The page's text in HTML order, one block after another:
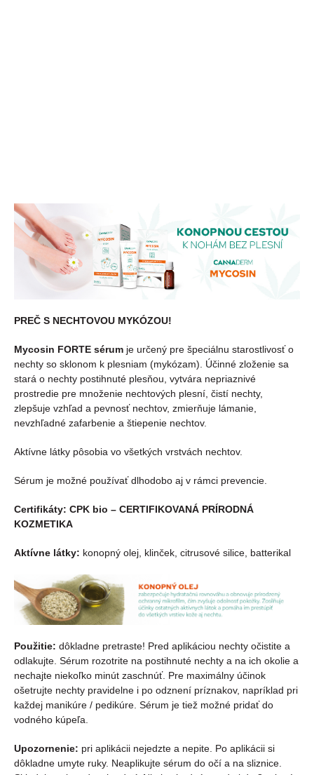
PREČ S NECHTOVOU MYKÓZOU!
Mycosin FORTE sérum je určený pre špeciálnu starostlivosť o
nechty so sklonom k plesniam (mykózam). Účinné zloženie sa
stará o nechty postihnuté plesňou, vytvára nepriaznivé
prostredie pre množenie nechtových plesní, čistí nechty,
zlepšuje vzhľad a pevnosť nechtov, zmierňuje lámanie,
nevzhľadné zafarbenie a štiepenie nechtov.
Aktívne látky pôsobia vo všetkých vrstvách nechtov.
Sérum je možné používať dlhodobo aj v rámci prevencie.
Certifikáty: CPK bio – CERTIFIKOVANÁ PRÍRODNÁ
KOZMETIKA
Aktívne látky: konopný olej, klinček, citrusové silice, batterikal
Použitie: dôkladne pretraste! Pred aplikáciou nechty očistite a
odlakujte. Sérum rozotrite na postihnuté nechty a na ich okolie a
nechajte niekoľko minút zaschnúť. Pre maximálny účinok
ošetrujte nechty pravidelne i po odznení príznakov, napríklad pri
každej manikúre / pedikúre. Sérum je tiež možné pridať do
vodného kúpeľa.
Upozornenie: pri aplikácii nejedzte a nepite. Po aplikácii si
dôkladne umyte ruky. Neaplikujte sérum do očí a na sliznice.